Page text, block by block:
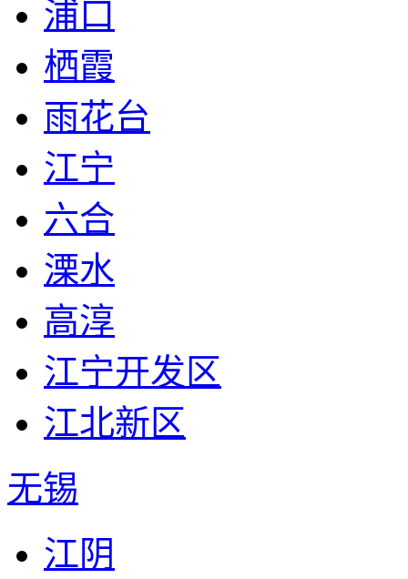
浦口
栖霞
雨花台
江宁
六合
溧水
高淳
江宁开发区
江北新区
无锡
江阴